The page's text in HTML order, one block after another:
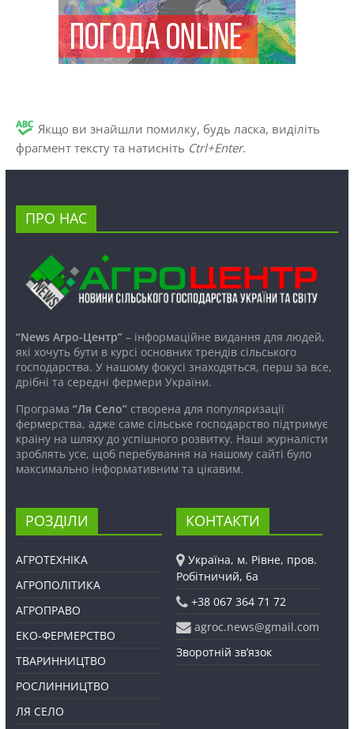
Якщо ви знайшли помилку, будь ласка, виділіть
фрагмент тексту та натисніть Ctrl+Enter.
ПРО НАС
“News Агро-Центр”– інформаційне видання для людей,
які хочуть бути в курсі основних трендів сільського
господарства. У нашому фокусі знаходяться, перш за все,
дрібні та середні фермери України.
Програма “Ля Село”створена для популяризації
фермерства, адже саме сільське господарство підтримує
країну на шляху до успішного розвитку. Наші журналісти
зроблять усе, щоб перебування на нашому сайті було
максимально інформативним та цікавим.
РОЗДІЛИ
АГРОТЕХНІКА
АГРОПОЛІТИКА
АГРОПРАВО
ЕКО-ФЕРМЕРСТВО
ТВАРИННИЦТВО
РОСЛИННИЦТВО
ЛЯ СЕЛО
КОНТАКТИ
Україна, м. Рівне, пров.
Робітничий, 6а
+38 067 364 71 72
agroc.news@gmail.com
Зворотній зв’язок